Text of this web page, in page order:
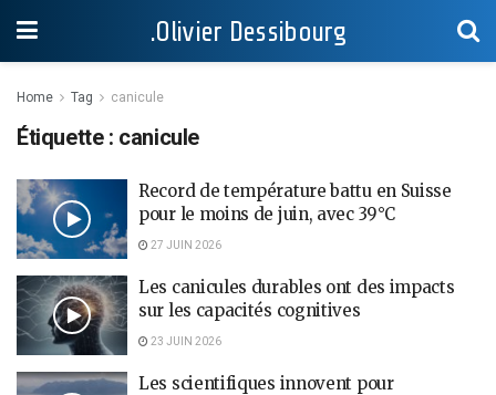
.Olivier Dessibourg
Home Tag canicule
Étiquette : canicule
Record de température battu en Suisse
pour le moins de juin, avec 39°C
27 JUIN 2026
Les canicules durables ont des impacts
sur les capacités cognitives
23 JUIN 2026
Les scientifiques innovent pour